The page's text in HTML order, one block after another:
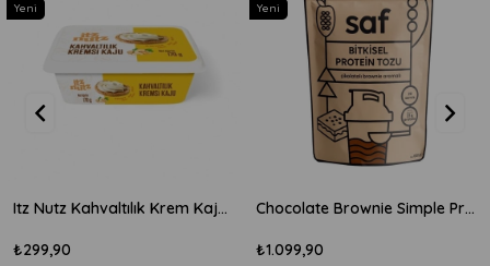
Itz Nutz Kahvaltılık Krem Kaju Peyniri 170gr
₺299,90
Yeni
Chocolate Brownie Simple Protein Mix 600gr
₺1.099,90
Yeni